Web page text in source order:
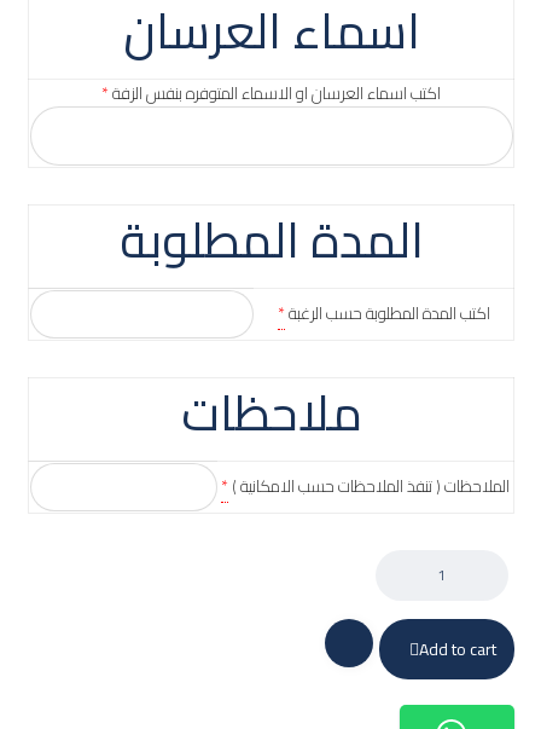
اسماء العرسان
اكتب اسماء العرسان او الاسماء المتوفره بنفس الزفة*
المدة المطلوبة
اكتب المدة المطلوبة حسب الرغبة*
ملاحظات
الملاحظات ( تنفذ الملاحظات حسب الامكانية )*
Add to cart